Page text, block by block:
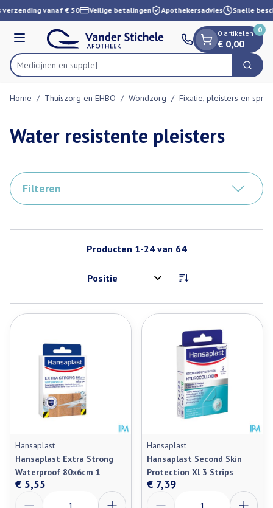
Ga naar de inhoud
1 van 1vanaf € 50 Veilige betalingen Apothekersadvies Snelle
Menu
Product, merk, categorie...
Med Zoek
0 artikelen
€ 0,00
0
Home / Thuiszorg en EHBO / Wondzorg / Fixatie, pleisters en spray
Water resistente pleisters
Filteren
Producten 1-24van 64
Sorteer op:
Hansaplast
Hansaplast Extra Strong
Waterproof 80x6cm 1
€ 5,55
Hansaplast
Hansaplast Second Skin
Protection Xl 3 Strips
€ 7,39